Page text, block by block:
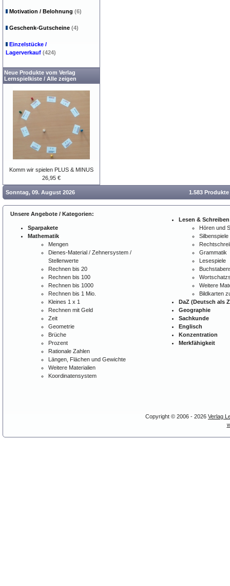
Motivation / Belohnung (6)
Geschenk-Gutscheine (4)
Einzelstücke /
Lagerverkauf (424)
Neue Produkte vom Verlag
Lernspielkiste / Alle zeigen
Komm wir spielen PLUS & MINUS
26,95 €
Sonntag, 09. August 2026 1.583
Unsere Angebote / Kategorien:
Sparpakete
Mathematik
Mengen
Dienes-Material / Zehnersystem /
Stellenwerte
Rechnen bis 20
Rechnen bis 100
Rechnen bis 1000
Rechnen bis 1 Mio.
Kleines 1 x 1
Rechnen mit Geld
Zeit
Geometrie
Brüche
Prozent
Rationale Zahlen
Längen, Flächen und Gewichte
Weitere Materialien
Koordinatensystem
Lesen & Schreiben
Hören und
Silbenspiele
Grammatik
Lesespiele
Weitere
Bildkarten
DaZ (Deutsch als
Geographie
Sachkunde
Englisch
Konzentration
Merkfähigkeit
Copyright © 2006 - 2026 Verlag